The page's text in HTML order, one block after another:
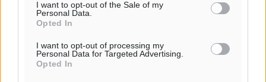
I want to opt-out of the Sale of my
Personal Data.
Opted In
I want to opt-out of processing my
Personal Data for Targeted Advertising.
Opted In